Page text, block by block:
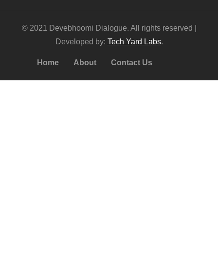
© 2021 Devebhoomi Dialogue. All rights reserved |
Developed by: Tech Yard Labs.
Home About Contact Us